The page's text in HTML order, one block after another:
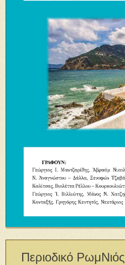
Περιοδικό ΡωμΝιός